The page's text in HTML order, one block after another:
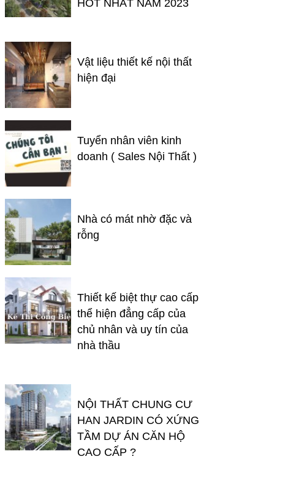
HOT NHẤT NĂM 2023
Vật liệu thiết kế nội thất
hiện đại
Tuyển nhân viên kinh
doanh ( Sales Nội Thất )
Nhà có mát nhờ đặc và
rỗng
Thiết kế biệt thự cao cấp
thể hiện đẳng cấp của
chủ nhân và uy tín của
nhà thầu
NỘI THẤT CHUNG CƯ
HAN JARDIN CÓ XỨNG
TẦM DỰ ÁN CĂN HỘ
CAO CẤP ?